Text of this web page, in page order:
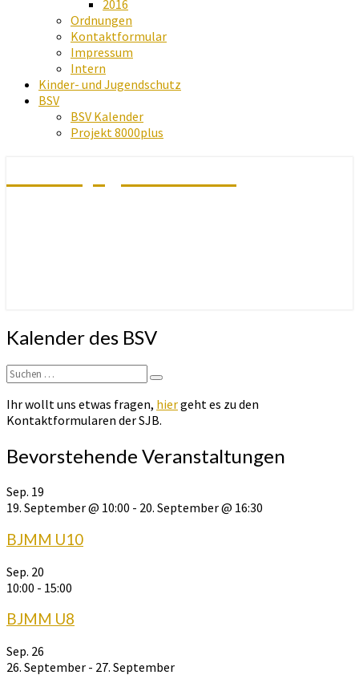
2016
Ordnungen
Kontaktformular
Impressum
Intern
Kinder- und Jugendschutz
BSV
BSV Kalender
Projekt 8000plus
Kalender
des
BSV
Kalender des BSV
Suchen
nach:
Suchen
Ihr wollt uns etwas fragen, hiergeht es zu den
Kontaktformularen der SJB.
Bevorstehende Veranstaltungen
Sep. 19
19. September @ 10:00 - 20. September @ 16:30
BJMM U10
Sep. 20
10:00 - 15:00
BJMM U8
Sep. 26
26. September - 27. September